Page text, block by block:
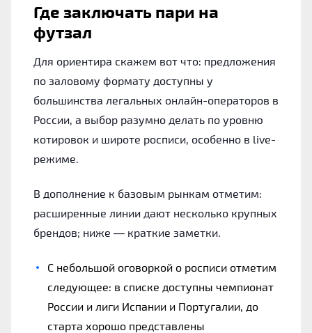
Где заключать пари на
футзал
Для ориентира скажем вот что: предложения
по заловому формату доступны у
большинства легальных онлайн-операторов в
России, а выбор разумно делать по уровню
котировок и широте росписи, особенно в live-
режиме.
В дополнение к базовым рынкам отметим:
расширенные линии дают несколько крупных
брендов; ниже — краткие заметки.
С небольшой оговоркой о росписи отметим
следующее: в списке доступны чемпионат
России и лиги Испании и Португалии, до
старта хорошо представлены